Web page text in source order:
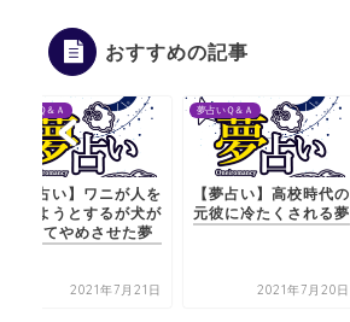
おすすめの記事
夢占いＱ＆Ａ
【夢占い】ワニが人を
食べようとするが犬が
吠えてやめさせた夢
2021年7月21日
夢占いＱ＆Ａ
【夢占い】高校時代の
元彼に冷たくされる夢
2021年7月20日